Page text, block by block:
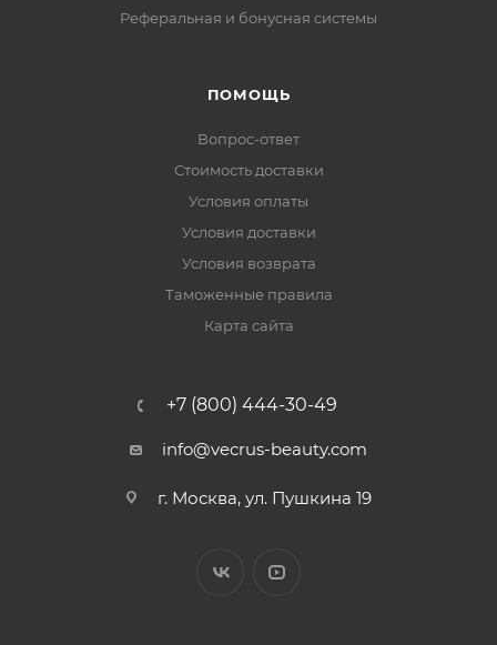
Реферальная и бонусная системы
ПОМОЩЬ
Вопрос-ответ
Стоимость доставки
Условия оплаты
Условия доставки
Условия возврата
Таможенные правила
Карта сайта
+7 (800) 444-30-49
info@vecrus-beauty.com
г. Москва, ул. Пушкина 19